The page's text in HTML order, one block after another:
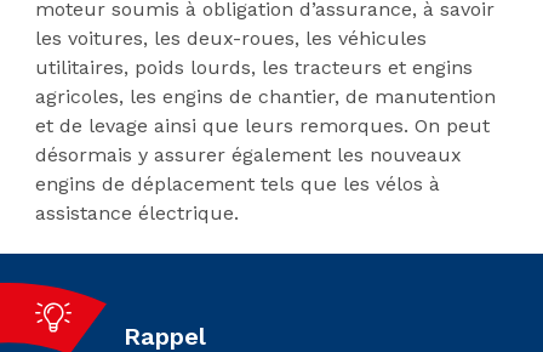
moteur soumis à obligation d’assurance, à savoir
les voitures, les deux-roues, les véhicules
utilitaires, poids lourds, les tracteurs et engins
agricoles, les engins de chantier, de manutention
et de levage ainsi que leurs remorques. On peut
désormais y assurer également les nouveaux
engins de déplacement tels que les vélos à
assistance électrique.
Rappel